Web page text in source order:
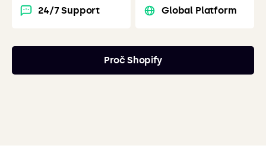
24/7 Support Global Platform
Proč Shopify